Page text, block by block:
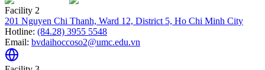
Facility 2
201 Nguyen Chi Thanh, Ward 12, District 5, Ho Chi Minh City
Hotline: (84.28) 3955 5548
Email: bvdaihoccoso2@umc.edu.vn